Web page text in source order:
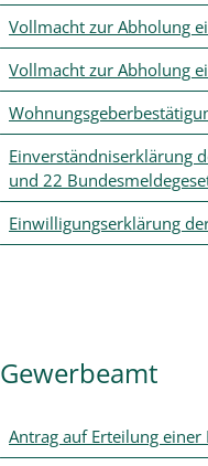
Vollmacht zur Abholung
Vollmacht zur Abholung
Einverständniserklärung
und 22
Einwilligungserklärung
Gewerbeamt
Antrag auf Erteilung einer